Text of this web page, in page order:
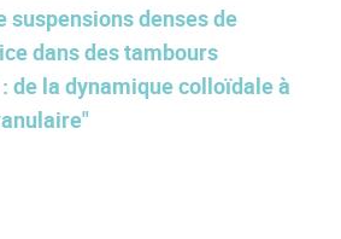
suspensions denses de
dans des tambours
de la dynamique colloïdale à